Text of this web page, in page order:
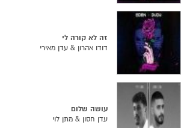
זה לא קורה לי
דודו אהרון & עדן מאירי
עושה שלום
עדן חסון & מתן לוי